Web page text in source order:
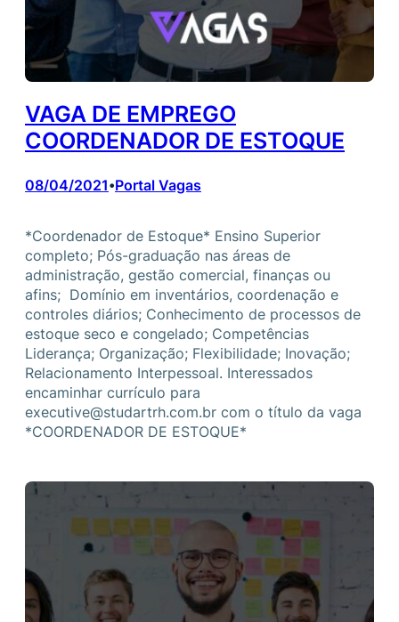
VAGA DE EMPREGO
COORDENADOR DE ESTOQUE
08/04/2021•Portal Vagas
*Coordenador de Estoque* Ensino Superior
completo; Pós-graduação nas áreas de
administração, gestão comercial, finanças ou
afins; Domínio em inventários, coordenação e
controles diários; Conhecimento de processos de
estoque seco e congelado; Competências
Liderança; Organização; Flexibilidade; Inovação;
Relacionamento Interpessoal. Interessados
encaminhar currículo para
executive@studartrh.com.br com o título da vaga
*COORDENADOR DE ESTOQUE*